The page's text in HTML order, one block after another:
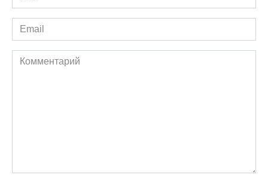
*
Email
*
Комментарий